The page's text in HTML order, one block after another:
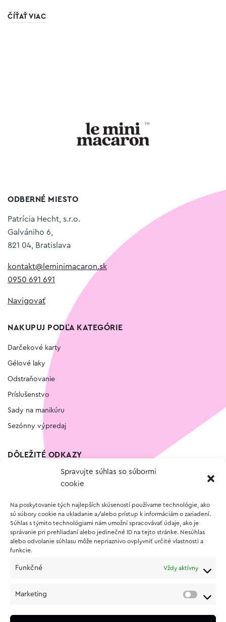
Spravujte súhlas so súbormi
cookie
Na poskytovanie tých najlepších skúseností používame technológie, ako
sú súbory cookie na ukladanie a/alebo prístup k informáciám o zariadení.
Súhlas s týmito technológiami nám umožní spracovávať údaje, ako je
správanie pri prehliadaní alebo jedinečné ID na tejto stránke. Nesúhlas
alebo odvolanie súhlasu môže nepriaznivo ovplyvniť určité vlastnosti a
funkcie.
Funkčné Vždy aktívny
Marketing
ČÍŤAŤ VIAC
ODBERNÉ MIESTO
Patrícia Hecht, s.r.o.
Galvániho 6,
821 04, Bratislava
kontakt@leminimacaron.sk
0950 691 691
Navigovať
NAKUPUJ PODĽA KATEGÓRIE
Darčekové karty
Gélové laky
Odstraňovanie
Príslušenstvo
Sady na manikúru
Sezónny výpredaj
DÔLEŽITÉ ODKAZY
Vernostný program
O NÁKUPE
Vrátenie a reklamácia tovaru